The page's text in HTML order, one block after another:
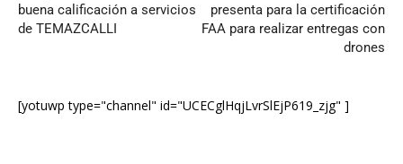
buena calificación a servicios
de TEMAZCALLI
presenta para la certificación
FAA para realizar entregas con
drones
[yotuwp type="channel" id="UCECglHqjLvrSlEjP619_zjg" ]